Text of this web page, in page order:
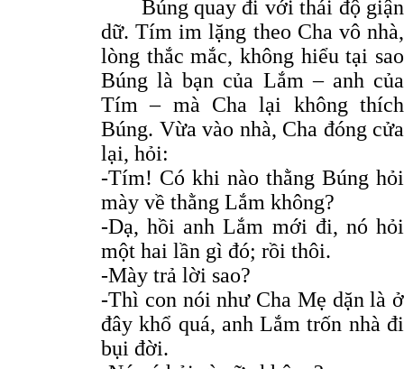
Búng quay đi với thái độ giận
dữ. Tím im lặng theo Cha vô nhà,
lòng thắc mắc, không hiểu tại sao
Búng là bạn của Lắm – anh của
Tím – mà Cha lại không thích
Búng. Vừa vào nhà, Cha đóng cửa
lại, hỏi:
-Tím! Có khi nào thằng Búng hỏi
mày về thằng Lắm không?
-Dạ, hồi anh Lắm mới đi, nó hỏi
một hai lần gì đó; rồi thôi.
-Mày trả lời sao?
-Thì con nói như Cha Mẹ dặn là ở
đây khổ quá, anh Lắm trốn nhà đi
bụi đời.